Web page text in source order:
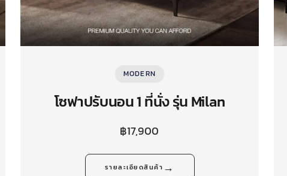
MODERN
โซฟาปรับนอน 1 ที่นั่ง รุ่น Milan
฿17,900
รายละเอียดสินค้า →